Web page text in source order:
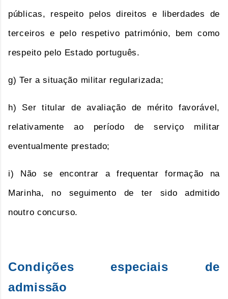
públicas, respeito pelos direitos e liberdades de
terceiros e pelo respetivo património, bem como
respeito pelo Estado português.
g) Ter a situação militar regularizada;
h) Ser titular de avaliação de mérito favorável,
relativamente ao período de serviço militar
eventualmente prestado;
i) Não se encontrar a frequentar formação na
Marinha, no seguimento de ter sido admitido
noutro concurso.
Condições especiais de
admissão